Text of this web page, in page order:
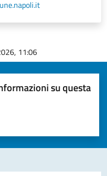
11:06
su questa
(da 1 a 5 stelle)
valutare la chiarezza delle
su 5